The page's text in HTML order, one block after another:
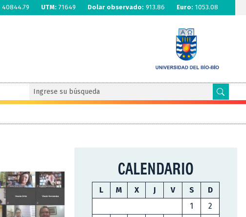
40844.79 UTM: 71649 Dolar observado: 913.86 Euro: 1053.08
CALENDARIO
L M X J V S
D
1
2